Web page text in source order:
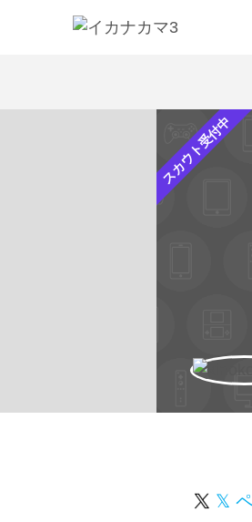
スカウト受付中
𝕏